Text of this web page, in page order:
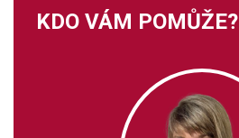
KDO VÁM POMŮŽE?